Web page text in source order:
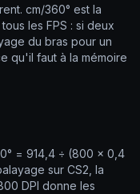
cm/360° est la
les FPS : si deux
du bras pour un
qu'il faut à la mémoire
= 914,4 ÷ (800 × 0,4
sur CS2, la
DPI donne les